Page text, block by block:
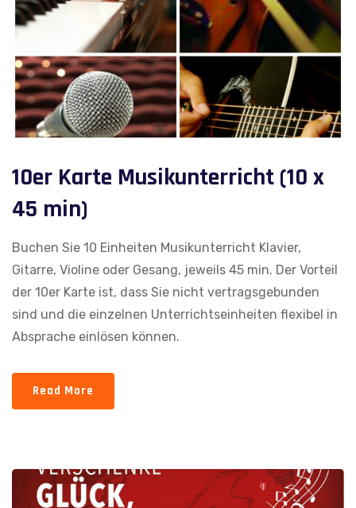
10er Karte Musikunterricht (10 x
45 min)
Buchen Sie 10 Einheiten Musikunterricht Klavier,
Gitarre, Violine oder Gesang, jeweils 45 min. Der Vorteil
der 10er Karte ist, dass Sie nicht vertragsgebunden
sind und die einzelnen Unterrichtseinheiten flexibel in
Absprache einlösen können.
Read More